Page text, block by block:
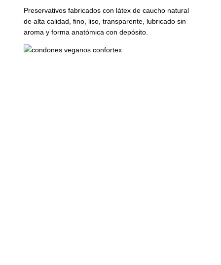
Preservativos fabricados con látex de caucho natural
de alta calidad, fino, liso, transparente, lubricado sin
aroma y forma anatómica con depósito.